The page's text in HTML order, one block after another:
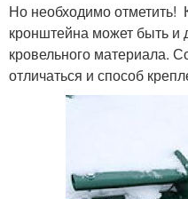
Но необходимо
кронштейна может быть и
кровельного материала.
отличаться и способ